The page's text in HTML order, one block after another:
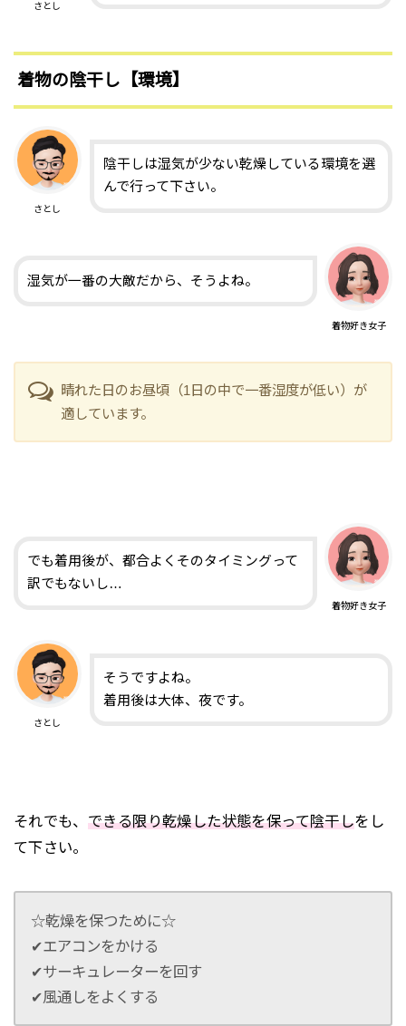
さとし
着物の陰干し【環境】
さとし
陰干しは湿気が少ない乾燥している環境を選
んで行って下さい。
着物好き女子
湿気が一番の大敵だから、そうよね。
晴れた日のお昼頃（1日の中で一番湿度が低い）が
適しています。
着物好き女子
でも着用後が、都合よくそのタイミングって
訳でもないし…
さとし
そうですよね。
着用後は大体、夜です。
それでも、 できる限り乾燥した状態を保って陰干しをし
て下さい。
☆乾燥を保つために☆
✔︎エアコンをかける
✔︎サーキュレーターを回す
✔︎風通しをよくする